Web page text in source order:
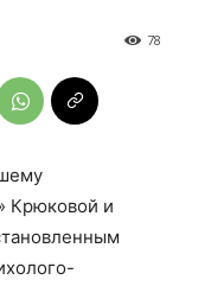
78
Крюковой и